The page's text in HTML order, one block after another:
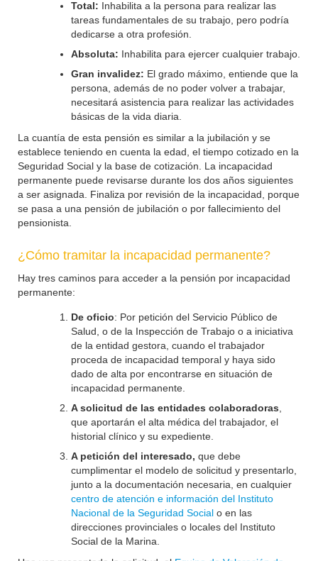
Total: Inhabilita a la persona para realizar las
tareas fundamentales de su trabajo, pero podría
dedicarse a otra profesión.
Absoluta: Inhabilita para ejercer cualquier trabajo.
Gran invalidez: El grado máximo, entiende que la
persona, además de no poder volver a trabajar,
necesitará asistencia para realizar las actividades
básicas de la vida diaria.
La cuantía de esta pensión es similar a la jubilación y se
establece teniendo en cuenta la edad, el tiempo cotizado en la
Seguridad Social y la base de cotización. La incapacidad
permanente puede revisarse durante los dos años siguientes
a ser asignada. Finaliza por revisión de la incapacidad, porque
se pasa a una pensión de jubilación o por fallecimiento del
pensionista.
¿Cómo tramitar la incapacidad permanente?
Hay tres caminos para acceder a la pensión por incapacidad
permanente:
De oficio: Por petición del Servicio Público de
Salud, o de la Inspección de Trabajo o a iniciativa
de la entidad gestora, cuando el trabajador
proceda de incapacidad temporal y haya sido
dado de alta por encontrarse en situación de
incapacidad permanente.
A solicitud de las entidades colaboradoras
que aportarán el alta médica del trabajador, el
historial clínico y su expediente.
A petición del interesado, que debe
cumplimentar el modelo de solicitud y presentarlo,
junto a la documentación necesaria, en cualquier
centro de atención e información del Instituto
Nacional de la Seguridad Social o en las
direcciones provinciales o locales del Instituto
Social de la Marina.